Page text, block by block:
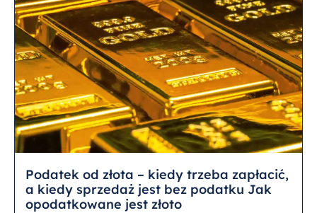
Podatek od złota – kiedy trzeba zapłacić,
a kiedy sprzedaż jest bez podatku Jak
opodatkowane jest złoto